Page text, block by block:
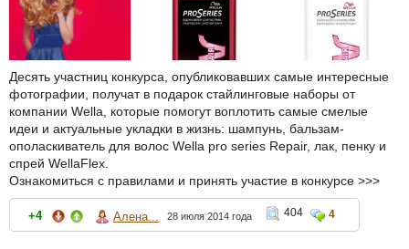
Десять участниц конкурса, опубликовавших самые интересные
фотографии, получат в подарок стайлинговые наборы от
компании Wella, которые помогут воплотить самые смелые
идеи и актуальные укладки в жизнь: шампунь, бальзам-
ополаскиватель для волос Wella pro series Repair, лак, пенку и
спрей WellaFlex.
Ознакомиться с правилами и принять участие в конкурсе >>>
+4 Алена... 28 июля 2014 года 404 4